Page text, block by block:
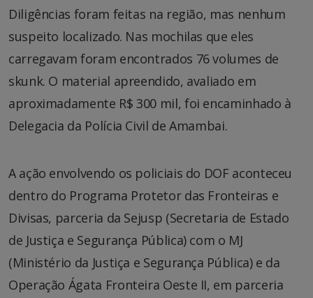
Diligências foram feitas na região, mas nenhum
suspeito localizado. Nas mochilas que eles
carregavam foram encontrados 76 volumes de
skunk. O material apreendido, avaliado em
aproximadamente R$ 300 mil, foi encaminhado à
Delegacia da Polícia Civil de Amambai.
A ação envolvendo os policiais do DOF aconteceu
dentro do Programa Protetor das Fronteiras e
Divisas, parceria da Sejusp (Secretaria de Estado
de Justiça e Segurança Pública) com o MJ
(Ministério da Justiça e Segurança Pública) e da
Operação Ágata Fronteira Oeste II, em parceria